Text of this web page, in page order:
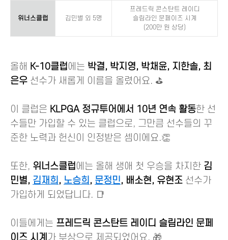
위너스클럽 김민별 외 5명
프레드릭 콘스탄트 레이디
슬림라인 문페이즈 시계
(200만 원 상당)
올해 K-10클럽에는 박결, 박지영, 박채윤, 지한솔, 최
은우 선수가 새롭게 이름을 올렸어요. ⛳
이 클럽은 KLPGA 정규투어에서 10년 연속 활동한 선
수들만 가입할 수 있는 클럽으로, 그만큼 선수들의 꾸
준한 노력과 헌신이 인정받은 셈이에요.👏
또한, 위너스클럽에는 올해 생애 첫 우승을 차지한 김
민별, 김재희 , 노승희 , 문정민, 배소현, 유현조 선수가
가입하게 되었답니다. 📑
이들에게는 프레드릭 콘스탄트 레이디 슬림라인 문페
이즈 시계 가 부상으로 제공되었어요. 🎁